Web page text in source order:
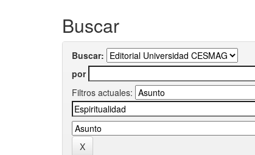
Buscar
Buscar:
por
Filtros actuales: